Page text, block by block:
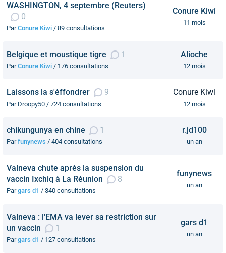
WASHINGTON, 4 septembre (Reuters)
0
ParConure Kiwi / 89 consultations
Conure Kiwi
11 mois
Belgique et moustique tigre 1
ParConure Kiwi / 176 consultations
Alioche
12 mois
Laissons la s'éffondrer 9
Par Droopy50 / 724 consultations
Conure Kiwi
12 mois
chikungunya en chine 1
Parfunynews / 404 consultations
r.jd100
un an
Valneva chute après la suspension du
vaccin Ixchiq à La Réunion
8
Pargars d1 / 340 consultations
funynews
un an
Valneva : l'EMA va lever sa restriction sur
un vaccin
1
Pargars d1 / 127 consultations
gars d1
un an